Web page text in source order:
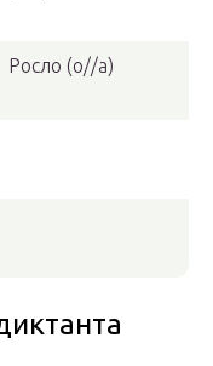
Росло (о//а)